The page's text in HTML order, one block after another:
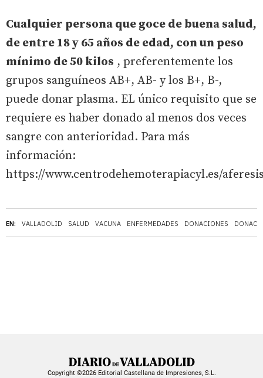
EN: VALLADOLID SALUD VACUNA ENFERMEDADES DONACIONES
Cualquier persona que goce de buena salud,
de entre 18 y 65 años de edad, con un peso
mínimo de 50 kilos , preferentemente los
grupos sanguíneos AB+, AB- y los B+, B-,
puede donar plasma. EL único requisito que se
requiere es haber donado al menos dos veces
sangre con anterioridad. Para más
información:
https://www.centrodehemoterapiacyl.es/
Copyright ©2026 Editorial Castellana de Impresiones, S.L.